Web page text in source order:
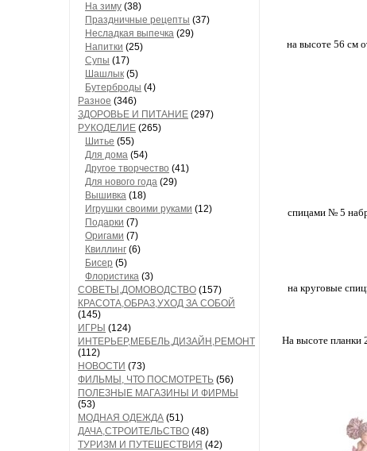
На зиму (38)
Праздничные рецепты (37)
Несладкая выпечка (29)
Напитки (25)
Супы (17)
Шашлык (5)
Бутерброды (4)
Разное (346)
ЗДОРОВЬЕ И ПИТАНИЕ (297)
РУКОДЕЛИЕ (265)
Шитье (55)
Для дома (54)
Другое творчество (41)
Для нового года (29)
Вышивка (18)
Игрушки своими руками (12)
Подарки (7)
Оригами (7)
Квиллинг (6)
Бисер (5)
Флористика (3)
СОВЕТЫ,ДОМОВОДСТВО (157)
КРАСОТА,ОБРАЗ,УХОД ЗА СОБОЙ
(145)
ИГРЫ (124)
ИНТЕРЬЕР,МЕБЕЛЬ,ДИЗАЙН,РЕМОНТ
(112)
НОВОСТИ (73)
ФИЛЬМЫ, ЧТО ПОСМОТРЕТЬ (56)
ПОЛЕЗНЫЕ МАГАЗИНЫ И ФИРМЫ
(53)
МОДНАЯ ОДЕЖДА (51)
ДАЧА,СТРОИТЕЛЬСТВО (48)
ТУРИЗМ И ПУТЕШЕСТВИЯ (42)
на высоте 56 см
спицами № 5
на круговые
На высоте планки